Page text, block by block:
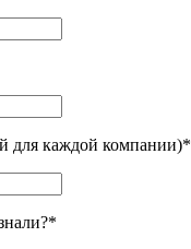
для каждой компании)*
*